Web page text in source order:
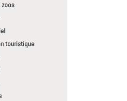
zoos
touristique